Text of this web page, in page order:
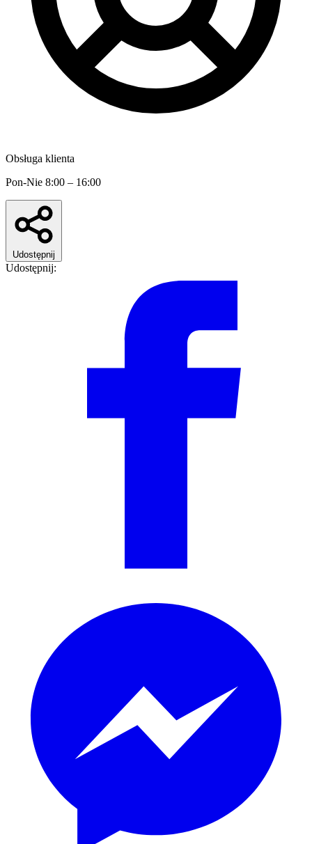
Obsługa klienta
Pon-Nie 8:00 – 16:00
Udostępnij
Udostępnij: